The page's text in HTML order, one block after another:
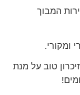
המבוך
ומקורי.
טוב על מנת